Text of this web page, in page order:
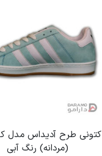
کتونی طرح آدیداس مدل
(مردانه) رنگ آبی